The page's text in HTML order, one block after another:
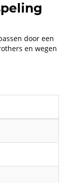
door een
en wegen